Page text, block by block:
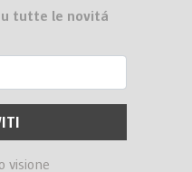
tutte le novitá
visione